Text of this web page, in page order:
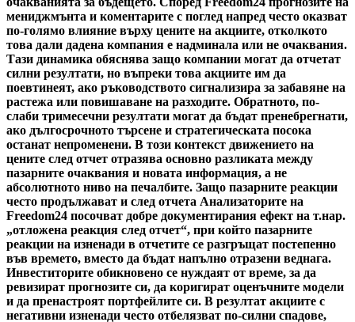
мениджмънта и коментарите с поглед напред често оказват
по-голямо влияние върху цените на акциите, отколкото
това дали дадена компания е надминала или не очаквания.
Тази динамика обяснява защо компании могат да отчетат
силни резултати, но въпреки това акциите им да
поевтинеят, ако ръководството сигнализира за забавяне на
растежа или повишаване на разходите. Обратното, по-
слаби тримесечни резултати могат да бъдат пренебрегнати,
ако дългосрочното търсене и стратегическата посока
останат непроменени. В този контекст движението на
цените след отчет отразява основно разликата между
пазарните очаквания и новата информация, а не
абсолютното ниво на печалбите. Защо пазарните реакции
често продължават и след отчета Анализаторите на
Freedom24 посочват добре документирания ефект на т.нар.
„отложена реакция след отчет“, при който пазарните
реакции на изненади в отчетите се разгръщат постепенно
във времето, вместо да бъдат напълно отразени веднага.
Инвеститорите обикновено се нуждаят от време, за да
ревизират прогнозите си, да коригират оценъчните модели
и да пренастроят портфейлите си. В резултат акциите с
негативни изненади често отбелязват по-силни спадове,